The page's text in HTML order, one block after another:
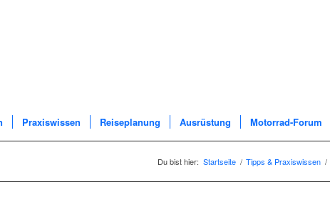
Praxiswissen Reiseplanung Ausrüstung Motorrad-Forum
Du bist hier: Startseite / Tipps & Praxiswissen /